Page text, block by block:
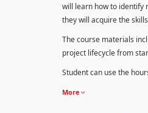
will learn how to identify
they will acquire the
The course materials
project lifecycle from
Student can use the
More